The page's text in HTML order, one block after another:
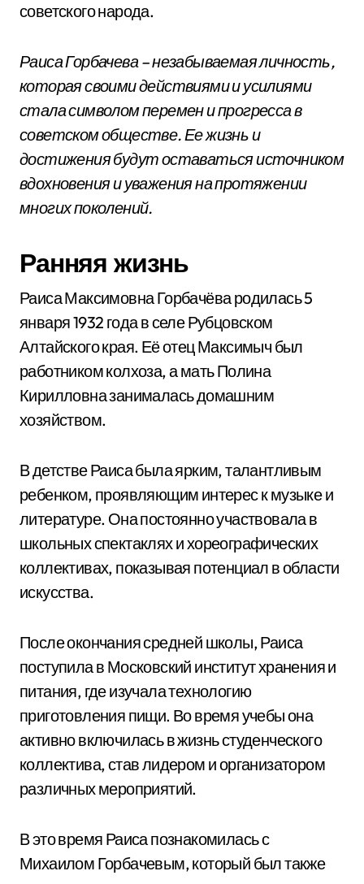
советского народа.
Раиса Горбачева – незабываемая личность,
которая своими действиями и усилиями
стала символом перемен и прогресса в
советском обществе. Ее жизнь и
достижения будут оставаться источником
вдохновения и уважения на протяжении
многих поколений.
Ранняя жизнь
Раиса Максимовна Горбачёва родилась 5
января 1932 года в селе Рубцовском
Алтайского края. Её отец Максимыч был
работником колхоза, а мать Полина
Кирилловна занималась домашним
хозяйством.
В детстве Раиса была ярким, талантливым
ребенком, проявляющим интерес к музыке и
литературе. Она постоянно участвовала в
школьных спектаклях и хореографических
коллективах, показывая потенциал в области
искусства.
После окончания средней школы, Раиса
поступила в Московский институт хранения и
питания, где изучала технологию
приготовления пищи. Во время учебы она
активно включилась в жизнь студенческого
коллектива, став лидером и организатором
различных мероприятий.
В это время Раиса познакомилась с
Михаилом Горбачевым, который был также